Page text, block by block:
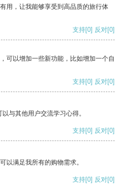
用，让我能够享受到高品质的旅行体
支持[0] 反对[0]
可以增加一些新功能，比如增加一个自
支持[0] 反对[0]
与其他用户交流学习心得。
支持[0] 反对[0]
以满足我所有的购物需求。
支持[0] 反对[0]